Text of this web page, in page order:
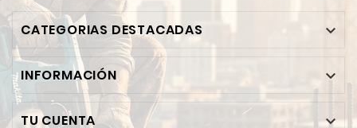
CATEGORIAS DESTACADAS 
INFORMACIÓN 
TU CUENTA 